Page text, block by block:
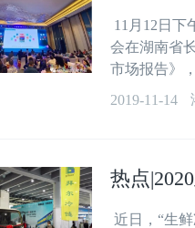
11月12日下
会在湖南省
市场报告》
2019-11-14
热点
近日，“生